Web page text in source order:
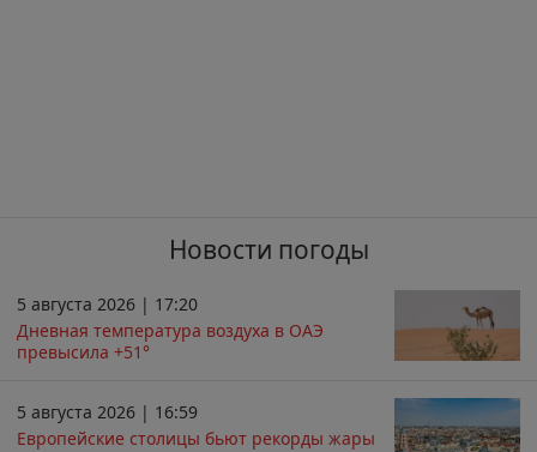
Новости погоды
5 августа 2026 | 17:20
Дневная температура воздуха в ОАЭ
превысила +51°
5 августа 2026 | 16:59
Европейские столицы бьют рекорды жары